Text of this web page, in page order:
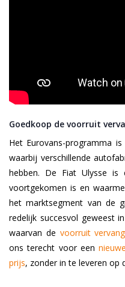
Goedkoop de voorruit
Het Eurovans-programma
waarbij verschillende
hebben. De Fiat Ulysse
voortgekomen is en
het marktsegment van de
redelijk succesvol geweest
waarvan de voorruit
ons terecht voor een
prijs, zonder in te leveren op